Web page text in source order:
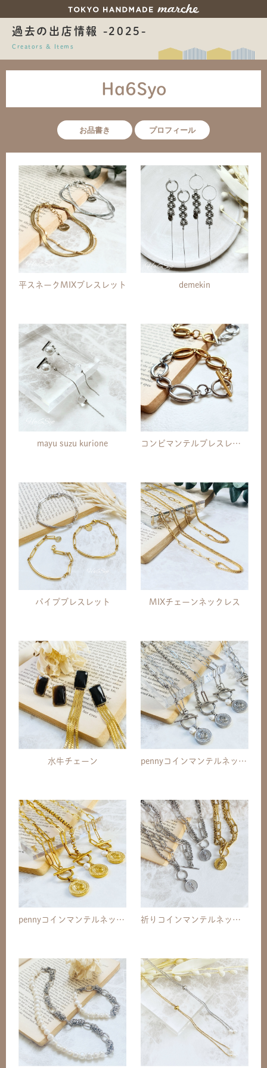
過去の出店情報 -2025-
Creators & Items
Ha6Syo
お品書き プロフィール
平スネークMIXブレスレット demekin
mayu suzu kurione コンビマンテルブレスレット
パイプブレスレット MIXチェーンネックレス
水牛チェーン pennyコインマンテルネックレス
pennyコインマンテルネックレス 祈りコインマンテルネックレス